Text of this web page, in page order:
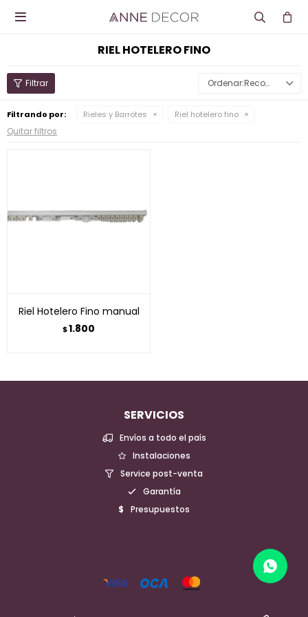

RIEL HOTELERO FINO
Recomendados
Filtrando por: Rieles y Barrotes Riel hotelero fino
Quitar filtros
Riel Hotelero Fino manual
$1.800
SERVICIOS
Envíos a todo el país
Instalaciones
Service post-venta
Garantía
Presupuestos